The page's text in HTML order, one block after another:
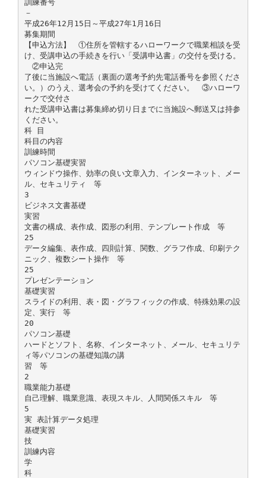
訓練番号
－
平成26年12月15日～平成27年1月16日
募集期間
【申込方法】 ①住所を管轄するハローワークで職業相談を受
け、受講申込の手続きを行い「受講申込書」の交付を受ける。
②申込完
了後に当施設へ電話（裏面の選考予約先電話番号を参照くださ
い。）のうえ、選考会の予約を受けてください。 ③ハローワ
ークで交付さ
れた受講申込書は募集締め切り日までに当施設へ郵送又は持参
ください。
科 目
科目の内容
訓練時間
パソコン基礎実習
ウィンドウ操作、効率の良い文章入力、インターネット、メー
ル、セキュリティ 等
3
ビジネス文書基礎
実習
文書の構成、表作成、図形の利用、テンプレート作成 等
25
データ編集、表作成、四則計算、関数、グラフ作成、印刷テク
ニック、複数シート操作 等
25
プレゼンテーション
基礎実習
スライドの利用、表・図・グラフィックの作成、特殊効果の設
定、実行 等
20
パソコン基礎
ハードとソフト、名称、インターネット、メール、セキュリテ
ィ等パソコンの基礎知識の講
習 等
2
職業能力基礎
自己理解、職業意識、表現スキル、人間関係スキル 等
5
実 表計算データ処理
基礎実習
技
訓練内容
学
科